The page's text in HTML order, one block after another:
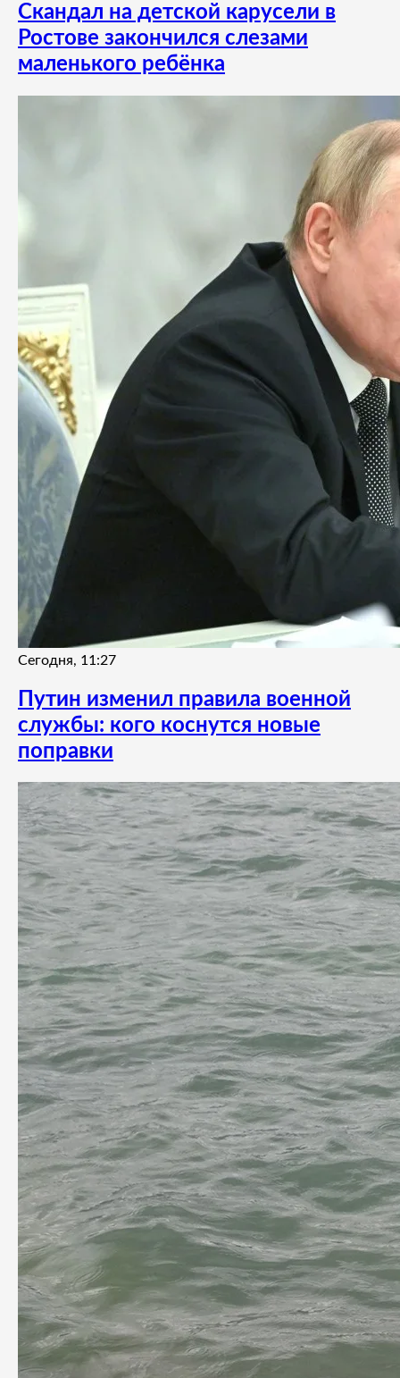
Скандал на детской карусели в
Ростове закончился слезами
маленького ребёнка
Сегодня, 11:27
Путин изменил правила военной
службы: кого коснутся новые
поправки